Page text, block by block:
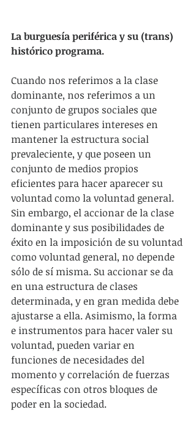
La burguesía periférica y su (trans)
histórico programa.
Cuando nos referimos a la clase
dominante, nos referimos a un
conjunto de grupos sociales que
tienen particulares intereses en
mantener la estructura social
prevaleciente, y que poseen un
conjunto de medios propios
eficientes para hacer aparecer su
voluntad como la voluntad general.
Sin embargo, el accionar de la clase
dominante y sus posibilidades de
éxito en la imposición de su voluntad
como voluntad general, no depende
sólo de sí misma. Su accionar se da
en una estructura de clases
determinada, y en gran medida debe
ajustarse a ella. Asimismo, la forma
e instrumentos para hacer valer su
voluntad, pueden variar en
funciones de necesidades del
momento y correlación de fuerzas
específicas con otros bloques de
poder en la sociedad.